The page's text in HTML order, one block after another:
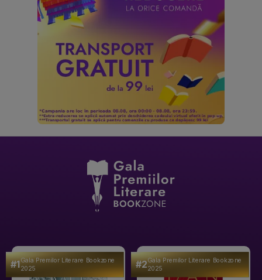
#1Gala Premilor Literare Bookzone
2025 #2Gala Premilor Literare Bookzone
2025